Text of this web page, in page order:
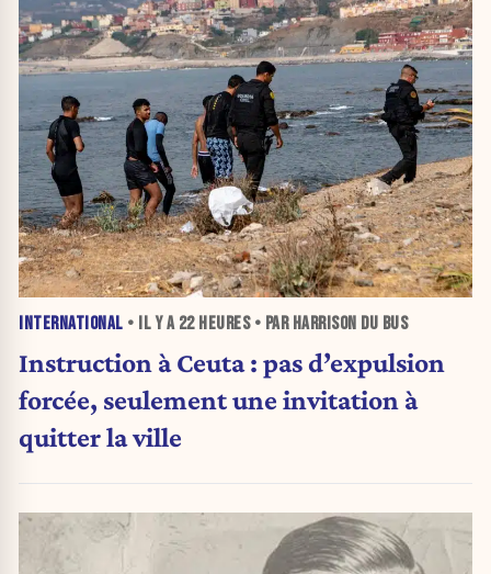
INTERNATIONAL • IL Y A 22 HEURES• PAR HARRISON DU BUS
Instruction à Ceuta : pas d’expulsion
forcée, seulement une invitation à
quitter la ville